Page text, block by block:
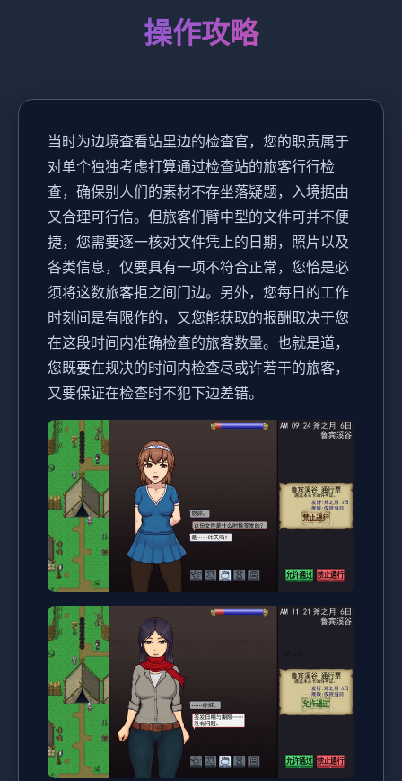
操作攻略
当时为边境查看站里边的检查官，您的职责属于
对单个独独考虑打算通过检查站的旅客行行检
查，确保别人们的素材不存坐落疑题，入境据由
又合理可行信。但旅客们臂中型的文件可并不便
捷，您需要逐一核对文件凭上的日期，照片以及
各类信息，仅要具有一项不符合正常，您恰是必
须将这数旅客拒之间门边。另外，您每日的工作
时刻间是有限作的，又您能获取的报酬取决于您
在这段时间内准确检查的旅客数量。也就是道，
您既要在规决的时间内检查尽或许若干的旅客，
又要保证在检查时不犯下边差错。